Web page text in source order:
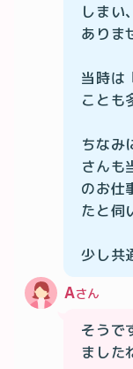
しまい
ありま
当時は
ことも
ちなみ
さんも
のお仕
たと伺
少し共
Aさん
そうで
ました